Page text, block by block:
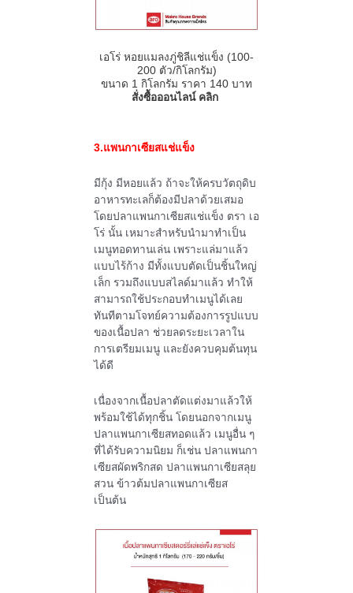
เอโร่ หอยแมลงภู่ชิลีแช่แข็ง (100-
200 ตัว/กิโลกรัม)
ขนาด 1 กิโลกรัม ราคา 140 บาท
สั่งซื้อออนไลน์ คลิก
3.แพนกาเซียสแช่แข็ง
มีกุ้ง มีหอยแล้ว ถ้าจะให้ครบวัตถุดิบ
อาหารทะเลก็ต้องมีปลาด้วยเสมอ
โดยปลาแพนกาเซียสแช่แข็ง ตรา เอ
โร่ นั้น เหมาะสำหรับนำมาทำเป็น
เมนูทอดทานเล่น เพราะแล่มาแล้ว
แบบไร้ก้าง มีทั้งแบบตัดเป็นชิ้นใหญ่
เล็ก รวมถึงแบบสไลด์มาแล้ว ทำให้
สามารถใช้ประกอบทำเมนูได้เลย
ทันทีตามโจทย์ความต้องการรูปแบบ
ของเนื้อปลา ช่วยลดระยะเวลาใน
การเตรียมเมนู และยังควบคุมต้นทุน
ได้ดี
เนื่องจากเนื้อปลาตัดแต่งมาแล้วให้
พร้อมใช้ได้ทุกชิ้น โดยนอกจากเมนู
ปลาแพนกาเซียสทอดแล้ว เมนูอื่น ๆ
ที่ได้รับความนิยม ก็เช่น ปลาแพนกา
เซียสผัดพริกสด ปลาแพนกาเซียสลุย
สวน ข้าวต้มปลาแพนกาเซียส
เป็นต้น